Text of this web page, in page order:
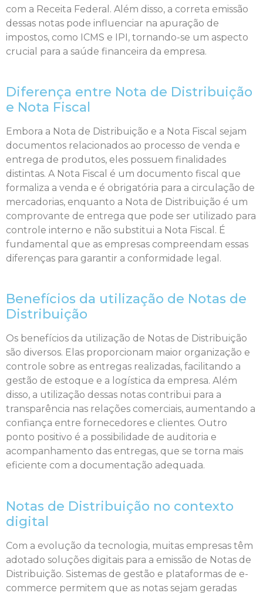
com a Receita Federal. Além disso, a correta emissão
dessas notas pode influenciar na apuração de
impostos, como ICMS e IPI, tornando-se um aspecto
crucial para a saúde financeira da empresa.
Diferença entre Nota de Distribuição
e Nota Fiscal
Embora a Nota de Distribuição e a Nota Fiscal sejam
documentos relacionados ao processo de venda e
entrega de produtos, eles possuem finalidades
distintas. A Nota Fiscal é um documento fiscal que
formaliza a venda e é obrigatória para a circulação de
mercadorias, enquanto a Nota de Distribuição é um
comprovante de entrega que pode ser utilizado para
controle interno e não substitui a Nota Fiscal. É
fundamental que as empresas compreendam essas
diferenças para garantir a conformidade legal.
Benefícios da utilização de Notas de
Distribuição
Os benefícios da utilização de Notas de Distribuição
são diversos. Elas proporcionam maior organização e
controle sobre as entregas realizadas, facilitando a
gestão de estoque e a logística da empresa. Além
disso, a utilização dessas notas contribui para a
transparência nas relações comerciais, aumentando a
confiança entre fornecedores e clientes. Outro
ponto positivo é a possibilidade de auditoria e
acompanhamento das entregas, que se torna mais
eficiente com a documentação adequada.
Notas de Distribuição no contexto
digital
Com a evolução da tecnologia, muitas empresas têm
adotado soluções digitais para a emissão de Notas de
Distribuição. Sistemas de gestão e plataformas de e-
commerce permitem que as notas sejam geradas